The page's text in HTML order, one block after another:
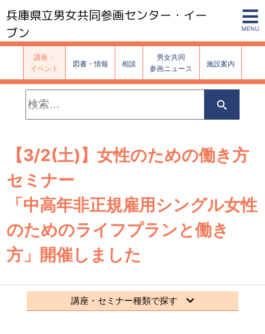
兵庫県立男女共同参画センター・イー
ブン
MENU
講座・
イベント
図書・情報 相談
男女共同
参画ニュース
施設案内
索:
検
索
【3/2(土)】女性のための働き方
セミナー
「中高年非正規雇用シングル女性
のためのライフプランと働き
方」開催しました
講座・セミナー種類で探す